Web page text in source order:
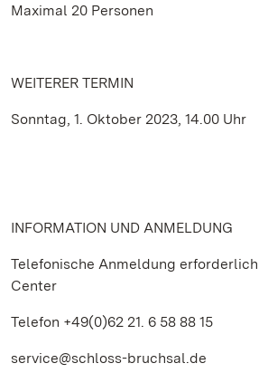
Maximal 20 Personen
WEITERER TERMIN
Sonntag, 1. Oktober 2023, 14.00 Uhr
INFORMATION UND ANMELDUNG
Telefonische Anmeldung
Center
Telefon +49(0)62 21. 6 58 88 15
service@schloss-bruchsal.de